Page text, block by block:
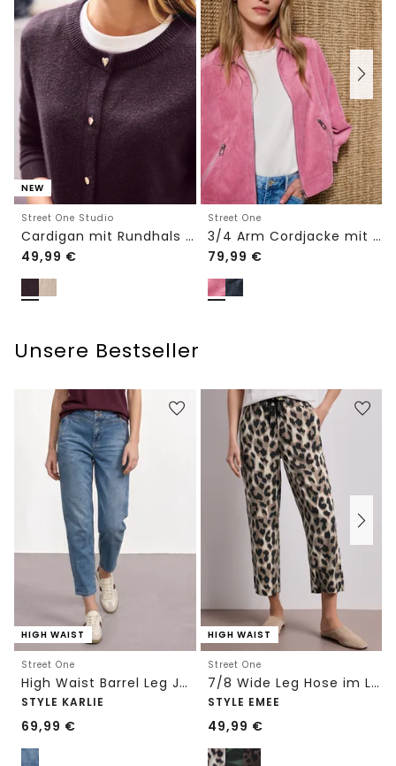
NEW
Street One Studio
Cardigan mit Rundhals und Knöpfen
49,99 €
Street One
3/4 Arm Cordjacke mit Hemdkragen
79,99 €
Unsere Bestseller
HIGH WAIST
Street One
High Waist Barrel Leg Jeans im Loose Fit
STYLE KARLIE
69,99 €
HIGH WAIST
Street One
7/8 Wide Leg Hose im Loose Fit mit Print
STYLE EMEE
49,99 €